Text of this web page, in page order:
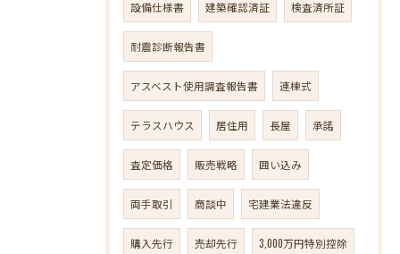
設備仕様書 建築確認済証 検査済所証
耐震診断報告書
アスベスト使用調査報告書 連棟式
テラスハウス 居住用 長屋 承諾
査定価格 販売戦略 囲い込み
両手取引 商談中 宅建業法違反
購入先行 売却先行 3,000万円特別控除